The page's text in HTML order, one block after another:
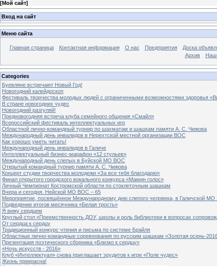
[Мой сайт]
Вход на сайт
Меню сайта
Главная страница Контактная информация О нас Предприятия
Доска
Архив
Categories
Буевляне встречают Новый Год!
Новогодний калейдоскоп
Фестиваль творчества молодых людей с ограниченными возможностями здоровья
В стране новогодних чудес
Новогодний разгуляй!
Предновогодняя встреча клуба семейного общения «Смайл»
Всероссийский фестиваль интеллектуальных игр
Областной лично-командный турнир по шахматам и шашкам памяти А. С. Чижова
Международный день инвалидов в Нерехтской местной организации ВОС
Как хорошо уметь читать!
Международный день инвалидов в Галиче
Интеллектуальный бизнес-марафон «12 стульев»
Международный день слепых в Буйской МО ВОС
Открытый командный турнир памяти А. С. Чижова
Концерт студии творчества молодежи «За все тебя благодарю»
Финал открытого городского вокального конкурса «Мамин голос»
Личный Чемпионат Костромской области по стоклеточным шашкам
Вчера и сегодня. Нейской МО ВОС – 65
Мероприятие, посвящённое Международному дню слепого человека, в Галичской
Подведение итогов месячника «Белая трость»
Я вижу сердцем
Круглый стол «Преемственность ДОУ, школы и роль библиотеки в вопросах
От сердца к сердцу
Традиционный конкурс чтения и письма по системе Брайля
Областные лично-командные соревнования по русским шашкам «Золотая осень-
Презентация поэтического сборника «Близко к сердцу»
«Ночь искусств - 2016»
Клуб «Интеллектуал» снова приглашает эрудитов к игре «Поле чудес»
Жизнь прекрасна!